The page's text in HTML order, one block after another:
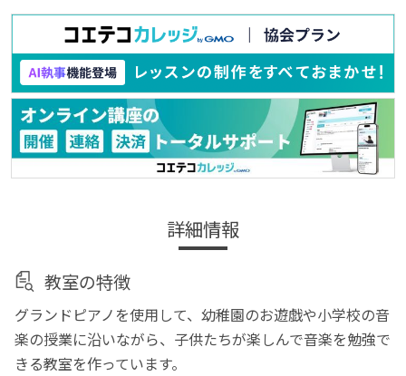
詳細情報
教室の特徴
グランドピアノを使用して、幼稚園のお遊戯や小学校の音
楽の授業に沿いながら、子供たちが楽しんで音楽を勉強で
きる教室を作っています。